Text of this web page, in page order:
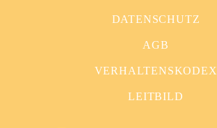
DATENSCHUTZ
AGB
VERHALTENSKODEX
LEITBILD